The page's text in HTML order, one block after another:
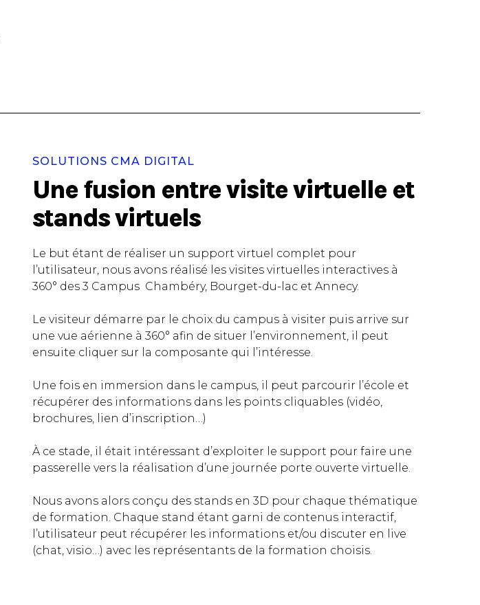
SOLUTIONS CMA DIGITAL
Une fusion entre visite virtuelle et
stands virtuels
Le but étant de réaliser un support virtuel complet pour
l’utilisateur, nous avons réalisé les visites virtuelles interactives à
360° des 3 Campus Chambéry, Bourget-du-lac et Annecy.
Le visiteur démarre par le choix du campus à visiter puis arrive sur
une vue aérienne à 360° afin de situer l’environnement, il peut
ensuite cliquer sur la composante qui l’intéresse.
Une fois en immersion dans le campus, il peut parcourir l’école et
récupérer des informations dans les points cliquables (vidéo,
brochures, lien d’inscription…)
À ce stade, il était intéressant d’exploiter le support pour faire une
passerelle vers la réalisation d’une journée porte ouverte virtuelle.
Nous avons alors conçu des stands en 3D pour chaque thématique
de formation. Chaque stand étant garni de contenus interactif,
l’utilisateur peut récupérer les informations et/ou discuter en live
(chat, visio…) avec les représentants de la formation choisis.